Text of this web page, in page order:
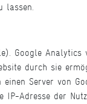
lassen.
Google Analytics
durch sie
Server von
Adresse der